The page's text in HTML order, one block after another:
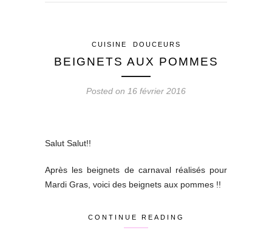
CUISINE DOUCEURS
BEIGNETS AUX POMMES
Posted on 16 février 2016
Salut Salut!!
Après les beignets de carnaval réalisés pour
Mardi Gras, voici des beignets aux pommes !!
CONTINUE READING